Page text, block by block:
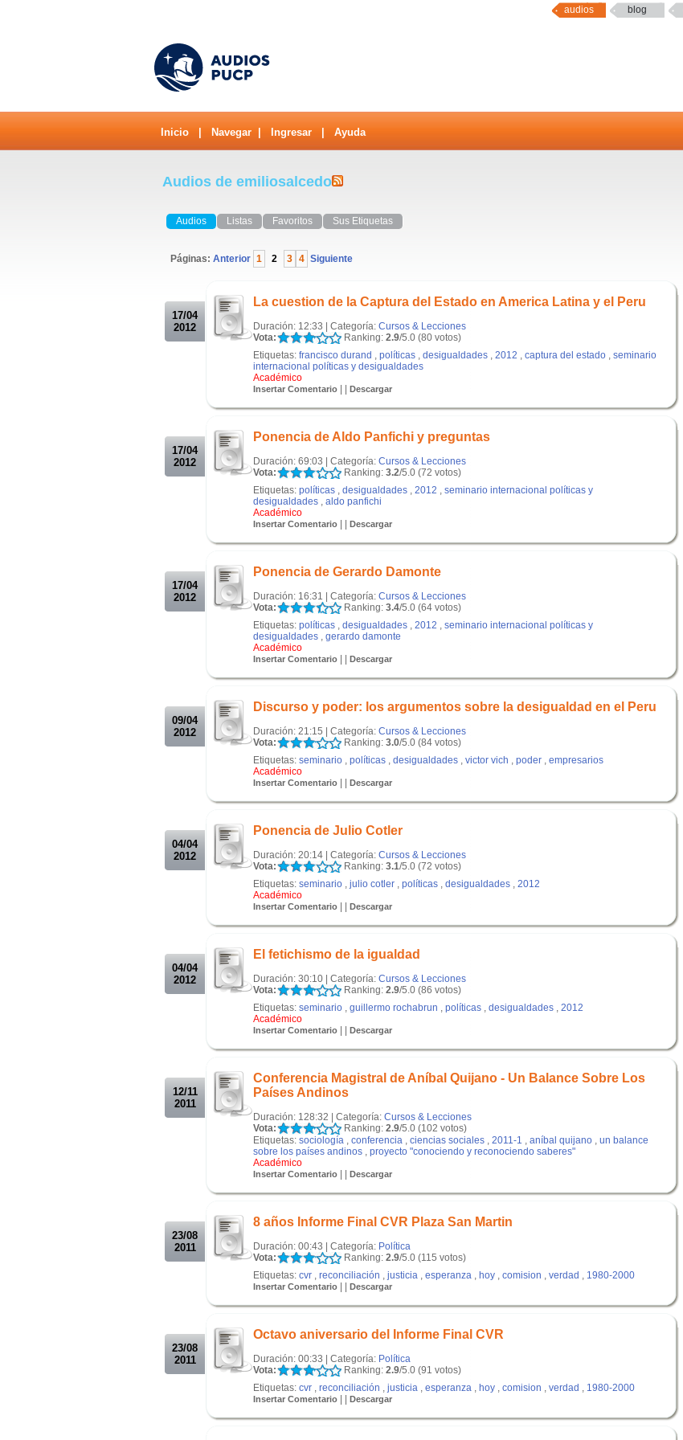
audios blog
Inicio Navegar Ingresar Ayuda
Audios de emiliosalcedo
Audios Listas Favoritos Sus Etiquetas
Páginas: Anterior 1 2 3 4 Siguiente
17/04
2012
La cuestion de la Captura del Estado en America Latina y el Peru
Duración: 12:33 | Categoría: Cursos & Lecciones
Vota:
Ranking: 2.9/5.0 (80 votos)
Etiquetas: francisco durand políticas desigualdades 2012 captura del estado
seminario
internacional políticas y desigualdades
Académico
Insertar Comentario | | Descargar
17/04
2012
Ponencia de Aldo Panfichi y preguntas
Duración: 69:03 | Categoría: Cursos & Lecciones
Vota:
Ranking: 3.2/5.0 (72 votos)
Etiquetas: políticas desigualdades 2012
seminario internacional políticas y
desigualdades
aldo panfichi
Académico
Insertar Comentario | | Descargar
17/04
2012
Ponencia de Gerardo Damonte
Duración: 16:31 | Categoría: Cursos & Lecciones
Vota:
Ranking: 3.4/5.0 (64 votos)
Etiquetas: políticas desigualdades 2012
seminario internacional políticas y
desigualdades
gerardo damonte
Académico
Insertar Comentario | | Descargar
09/04
2012
Discurso y poder: los argumentos sobre la desigualdad en el Peru
Duración: 21:15 | Categoría: Cursos & Lecciones
Vota:
Ranking: 3.0/5.0 (84 votos)
Etiquetas: seminario políticas desigualdades victor vich poder
empresarios
Académico
Insertar Comentario | | Descargar
04/04
2012
Ponencia de Julio Cotler
Duración: 20:14 | Categoría: Cursos & Lecciones
Vota:
Ranking: 3.1/5.0 (72 votos)
Etiquetas: seminario julio cotler políticas desigualdades
2012
Académico
Insertar Comentario | | Descargar
04/04
2012
El fetichismo de la igualdad
Duración: 30:10 | Categoría: Cursos & Lecciones
Vota:
Ranking: 2.9/5.0 (86 votos)
Etiquetas: seminario guillermo rochabrun políticas desigualdades
2012
Académico
Insertar Comentario | | Descargar
12/11
2011
Conferencia Magistral de Aníbal Quijano - Un Balance Sobre Los
Países Andinos
Duración: 128:32 | Categoría: Cursos & Lecciones
Vota:
Ranking: 2.9/5.0 (102 votos)
Etiquetas: sociología conferencia ciencias sociales 2011-1 aníbal quijano
un balance
sobre los países andinos
proyecto "conociendo y reconociendo saberes"
Académico
Insertar Comentario | | Descargar
23/08
2011
8 años Informe Final CVR Plaza San Martin
Duración: 00:43 | Categoría: Política
Vota:
Ranking: 2.9/5.0 (115 votos)
Etiquetas: cvr reconciliación justicia esperanza hoy comision verdad 1980-2000
Insertar Comentario | | Descargar
23/08
2011
Octavo aniversario del Informe Final CVR
Duración: 00:33 | Categoría: Política
Vota:
Ranking: 2.9/5.0 (91 votos)
Etiquetas: cvr reconciliación justicia esperanza hoy comision verdad 1980-2000
Insertar Comentario | | Descargar